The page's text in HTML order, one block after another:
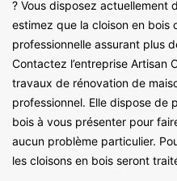
? Vous disposez actuellement
estimez que la cloison en
professionnelle assurant plus
Contactez l’entreprise Artisan
travaux de rénovation de
professionnel. Elle dispose de
bois à vous présenter pour
aucun problème particulier.
les cloisons en bois seront